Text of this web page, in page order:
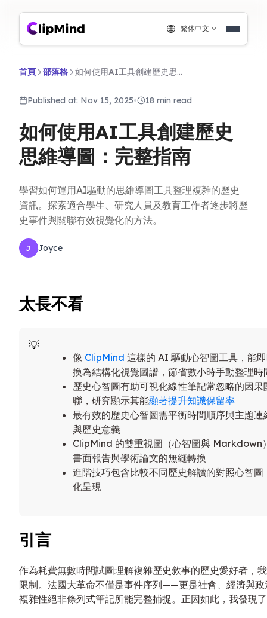
繁体中文
首頁 部落格 如何使用AI工具創建歷史思維導圖：完整指南
Published at: Nov 15, 2025• 18 min read
如何使用AI工具創建歷史
思維導圖：完整指南
學習如何運用AI驅動的思維導圖工具整理複雜的歷史
資訊。探索適合學生、研究人員及教育工作者逐步將歷
史事件與關聯有效視覺化的方法。
J Joyce
太長不看
像 ClipMind 這樣的 AI 驅動心智圖工具，能
換為結構化視覺圖譜，節省數小時手動整理時
歷史心智圖有助可視化線性筆記常忽略的因
聯，研究顯示其能顯著提升知識保留率
最有效的歷史心智圖需平衡時間順序與主題
與歷史意義
ClipMind 的雙重視圖（心智圖與 Markdown
書面報告與學術論文的無縫轉換
進階技巧包含比較不同歷史解讀的對照心智
化呈現
引言
作為耗費無數時間試圖理解複雜歷史敘事的歷史愛好者，
限制。法國大革命不僅是事件序列——更是社會、經濟與
複雜性絕非條列式筆記所能完整捕捉。正因如此，我發現